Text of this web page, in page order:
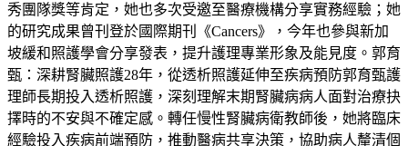
秀團隊獎等肯定，她也多次受邀至醫療機構分享實務經驗；她
的研究成果曾刊登於國際期刊《Cancers》，今年也參與新加
坡緩和照護學會分享發表，提升護理專業形象及能見度。郭育
甄：深耕腎臟照護28年，從透析照護延伸至疾病預防郭育甄護
理師長期投入透析照護，深刻理解末期腎臟病病人面對治療抉
擇時的不安與不確定感。轉任慢性腎臟病衛教師後，她將臨床
經驗投入疾病前端預防，推動醫病共享決策，協助病人釐清個